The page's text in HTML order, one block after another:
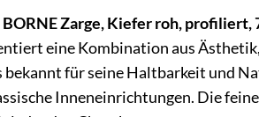
BORNE Zarge, Kiefer roh, profiliert,
eine Kombination aus
bekannt für seine Haltbarkeit und
Inneneinrichtungen. Die